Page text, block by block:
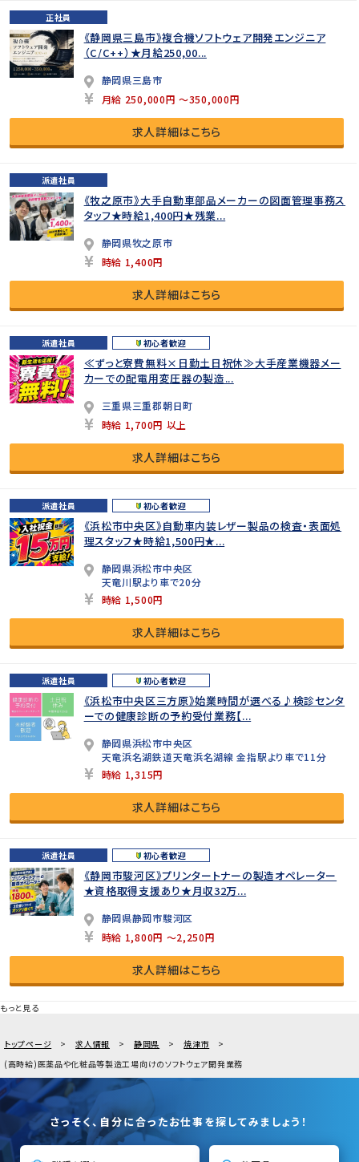
正社員
《静岡県三島市》複合機ソフトウェア開発エンジニア
（C/C++）★月給250,00...
静岡県三島市
月給 250,000円 ～350,000円
求人詳細はこちら
派遣社員
《牧之原市》大手自動車部品メーカーの図面管理事務ス
タッフ★時給1,400円★残業...
静岡県牧之原市
時給 1,400円
求人詳細はこちら
派遣社員 初心者歓迎
≪ずっと寮費無料×日勤土日祝休≫大手産業機器メー
カーでの配電用変圧器の製造...
三重県三重郡朝日町
時給 1,700円 以上
求人詳細はこちら
派遣社員 初心者歓迎
《浜松市中央区》自動車内装レザー製品の検査・表面処
理スタッフ★時給1,500円★...
静岡県浜松市中央区
天竜川駅より車で20分
時給 1,500円
求人詳細はこちら
派遣社員 初心者歓迎
《浜松市中央区三方原》始業時間が選べる♪検診センタ
ーでの健康診断の予約受付業務【...
静岡県浜松市中央区
天竜浜名湖鉄道天竜浜名湖線 金指駅より車で11分
時給 1,315円
求人詳細はこちら
派遣社員 初心者歓迎
《静岡市駿河区》プリンタートナーの製造オペレーター
★資格取得支援あり★月収32万...
静岡県静岡市駿河区
時給 1,800円 ～2,250円
求人詳細はこちら
もっと見る
トップページ 求人情報 静岡県
焼津市
(高時給)医薬品や化粧品等製造工場向けのソフトウェア開発業務
さっそく、自分に合ったお仕事を探してみましょう！